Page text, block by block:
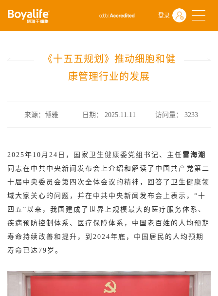
登录
首页 什么是干细胞
行业政策
《十五五规划》推动细胞和健康管理行业的发展
《十五五规划》推动细胞和健
康管理行业的发展
来源：博雅 日期： 2025.11.11 访问量：3233
2025年10月24日，国家卫生健康委党组书记、主任 雷海潮
同志在中共中央新闻发布会上介绍和解读了中国共产党第二
十届中央委员会第四次全体会议的精神，回答了卫生健康领
域大家关心的问题，并在中共中央新闻发布会上表示，“十
四五”以来，我国建成了世界上规模最大的医疗服务体系、
疾病预防控制体系、医疗保障体系，中国老百姓的人均预期
寿命持续改善和提升，到2024年底，中国居民的人均预期
寿命已达79岁。